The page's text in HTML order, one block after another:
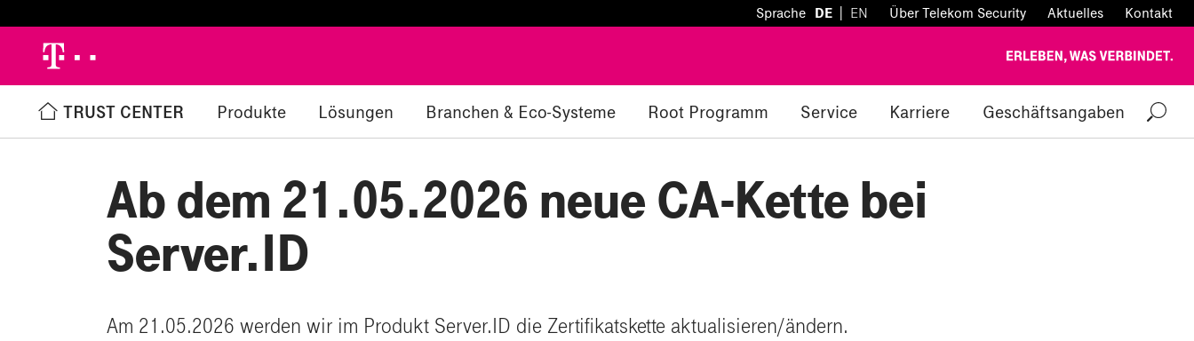
Sprache DE EN Über Telekom Security Aktuelles Kontakt
h TRUST CENTER Produkte Lösungen Branchen & Eco-Systeme Root Programm Service Karriere Geschäftsangaben
Ab dem 21.05.2026 neue CA-Kette bei
Server.ID
Am 21.05.2026 werden wir im Produkt Server.ID die Zertifikatskette aktualisieren/ändern.